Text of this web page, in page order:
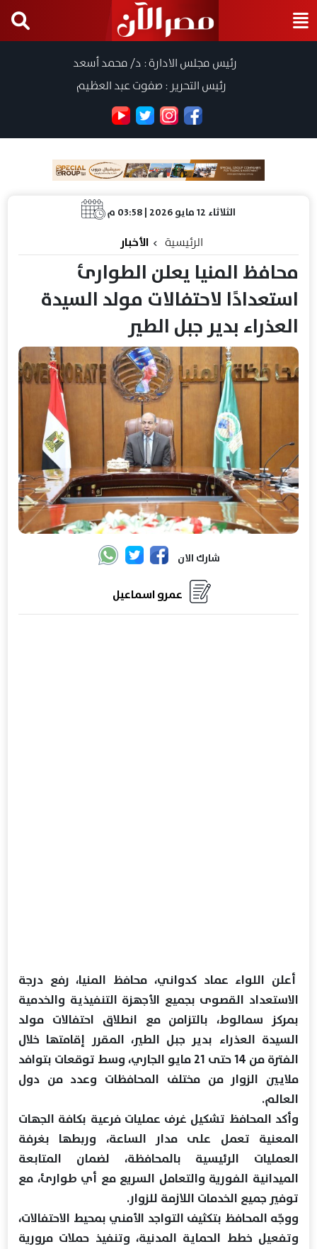
رئيس مجلس الادارة : د/ محمد أسعد
رئيس التحرير : صفوت عبد العظيم
الثلاثاء 12 مايو 2026 | 03:58 م
الرئيسية الأخبار
محافظ المنيا يعلن الطوارئ
استعدادًا لاحتفالات مولد السيدة
العذراء بدير جبل الطير
شارك الان
عمرو اسماعيل
أعلن اللواء عماد كدواني، محافظ المنيا، رفع درجة
الاستعداد القصوى بجميع الأجهزة التنفيذية والخدمية
بمركز سمالوط، بالتزامن مع انطلاق احتفالات مولد
السيدة العذراء بدير جبل الطير، المقرر إقامتها خلال
الفترة من 14 حتى 21 مايو الجاري، وسط توقعات بتوافد
ملايين الزوار من مختلف المحافظات وعدد من دول
العالم.
وأكد المحافظ تشكيل غرف عمليات فرعية بكافة الجهات
المعنية تعمل على مدار الساعة، وربطها بغرفة
العمليات الرئيسية بالمحافظة، لضمان المتابعة
الميدانية الفورية والتعامل السريع مع أي طوارئ، مع
توفير جميع الخدمات اللازمة للزوار.
ووجّه المحافظ بتكثيف التواجد الأمني بمحيط الاحتفالات،
وتفعيل خطط الحماية المدنية، وتنفيذ حملات مرورية